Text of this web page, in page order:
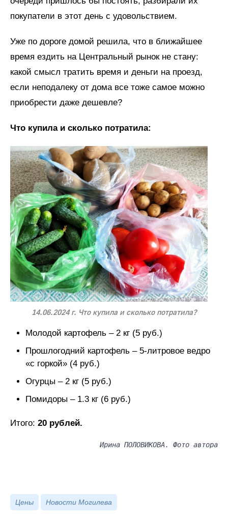
покупатели в этот день с удовольствием.
Уже по дороге домой решила, что в ближайшее
время ездить на Центральный рынок не стану:
какой смысл тратить время и деньги на проезд,
если неподалеку от дома все тоже самое можно
приобрести даже дешевле?
Что купила и сколько потратила:
14.06.2024 г. Что купила и сколько потратила?
Молодой картофель – 2 кг (5 руб.)
Прошлогодний картофель – 5-литровое ведро
«с горкой» (4 руб.)
Огурцы – 2 кг (5 руб.)
Помидоры – 1.3 кг (6 руб.)
Итого: 20 рублей.
Ирина ПОЛОВИКОВА. Фото автора
Цены Новости Могилева